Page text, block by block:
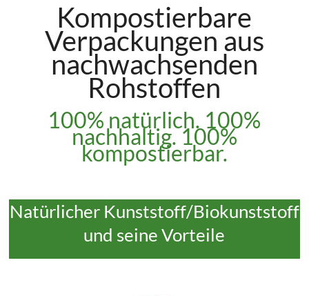
Kompostierbare
Verpackungen aus
nachwachsenden
Rohstoffen
100% natürlich. 100%
nachhaltig. 100%
kompostierbar.
Natürlicher Kunststoff/Biokunststoff
und seine Vorteile